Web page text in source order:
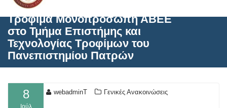
Δωρεά της εταιρείας ΓΑΙΑ
Τρόφιμα Μονοπρόσωπη ΑΒΕΕ
στο Τμήμα Επιστήμης και
Τεχνολογίας Τροφίμων του
Πανεπιστημίου Πατρών
8 webadminT Γενικές Ανακοινώσεις